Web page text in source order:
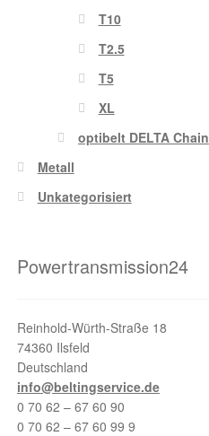
T10
T2.5
T5
XL
optibelt DELTA Chain
Metall
Unkategorisiert
Powertransmission24
Reinhold-Würth-Straße 18
74360 Ilsfeld
Deutschland
info@beltingservice.de
0 70 62 – 67 60 90
0 70 62 – 67 60 99 9